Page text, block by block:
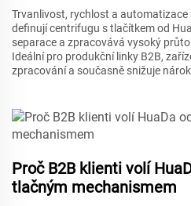
Trvanlivost, rychlost a
definují centrifugu s tlačítkem od
separace a zpracovává vysoký
Ideální pro produkční linky B2B,
zpracování a současně snižuje
Proč B2B klienti volí
tlačným mechanismem